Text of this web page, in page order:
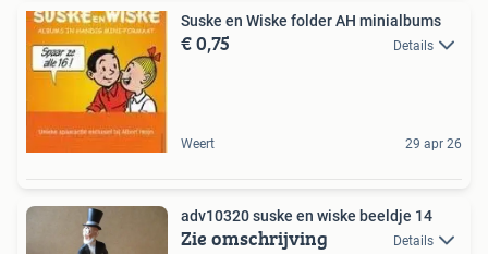
Suske en Wiske folder AH minialbums
€ 0,75 Details
Weert 29 apr 26
adv10320 suske en wiske beeldje 14
Zie omschrijving Details